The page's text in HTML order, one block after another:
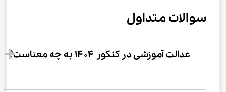
سوالات متداول
عدالت آموزشی در کنکور ۱۴۰۴ به چه معناست؟